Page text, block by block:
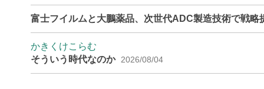
富士フイルムと大鵬薬品、次世代ADC製造技術で戦略
かきくけこらむ
そういう時代なのか 2026/08/04